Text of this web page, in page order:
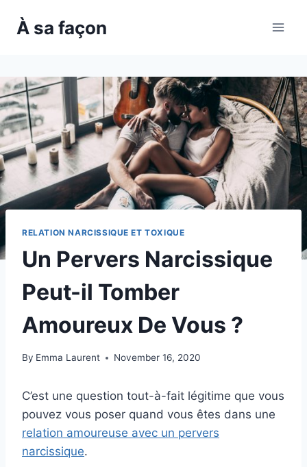
À sa façon
RELATION NARCISSIQUE ET TOXIQUE
Un Pervers Narcissique
Peut-il Tomber
Amoureux De Vous ?
By Emma Laurent November 16, 2020
C’est une question tout-à-fait légitime que vous
pouvez vous poser quand vous êtes dans une
relation amoureuse avec un pervers
narcissique.